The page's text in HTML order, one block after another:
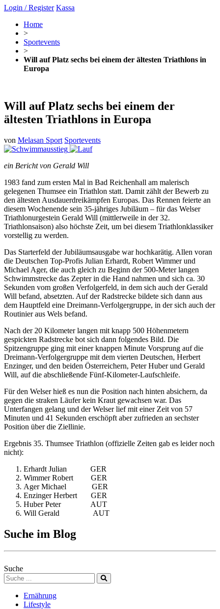
Login / Register Kassa
Home
>
Sportevents
>
Will auf Platz sechs bei einem der ältesten Triathlons in
Europa
Will auf Platz sechs bei einem der
ältesten Triathlons in Europa
von Melasan Sport Sportevents
ein Bericht von Gerald Will
1983 fand zum ersten Mal in Bad Reichenhall am malerisch
gelegenen Thumsee ein Triathlon statt. Damit zählt der Bewerb zu
den ältesten Ausdauerdreikämpfen Europas. Das Rennen feierte an
diesem Wochenende sein 35-jähriges Jubiläum – für das Welser
Triathlonurgestein Gerald Will (mittlerweile in der 32.
Triathlonsaison) also höchste Zeit, um bei diesem Triathlonklassiker
vorstellig zu werden.
Das Starterfeld der Jubiläumsausgabe war hochkarätig. Allen voran
die Deutschen Top-Profis Julian Erhardt, Robert Wimmer und
Michael Ager, die auch gleich zu Beginn der 500-Meter langen
Schwimmstrecke das Zepter in die Hand nahmen und sich ca. 30
Sekunden vom großen Verfolgerfeld, in dem sich auch der Gerald
Will befand, absetzten. Auf der Radstrecke bildete sich dann aus
dem Hauptfeld eine Dreimann-Verfolgergruppe, in der sich auch der
Routinier aus Wels befand.
Nach der 20 Kilometer langen mit knapp 500 Höhenmetern
gespickten Radstrecke bot sich dann folgendes Bild. Die
Spitzengruppe ging mit einer knappen Minute Vorsprung auf die
Dreimann-Verfolgergruppe mit dem vierten Deutschen, Herbert
Enzinger, und den beiden Österreichern, Peter Huber und Gerald
Will, auf die abschließende Fünf-Kilometer-Laufschleife.
Für den Welser hieß es nun die Position nach hinten absichern, da
gegen die straken Läufer kein Kraut gewachsen war. Das
Unterfangen gelang und der Welser lief mit einer Zeit von 57
Minuten und 41 Sekunden erschöpft aber zufrieden an sechster
Position über die Ziellinie.
Ergebnis 35. Thumsee Triathlon (offizielle Zeiten gab es leider noch
nicht):
Erhardt Julian GER
Wimmer Robert GER
Ager Michael GER
Enzinger Herbert GER
Huber Peter AUT
Will Gerald AUT
Suche im Blog
Suche
Ernährung
Lifestyle